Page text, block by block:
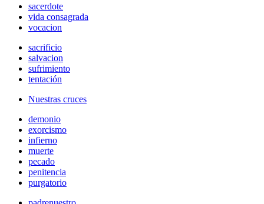
sacerdote
vida consagrada
vocacion
sacrificio
salvacion
sufrimiento
tentación
Nuestras cruces
demonio
exorcismo
infierno
muerte
pecado
penitencia
purgatorio